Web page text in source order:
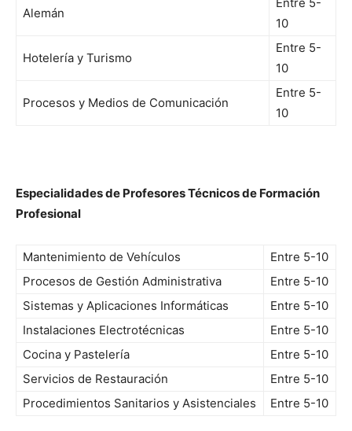
Alemán
10
Hotelería y Turismo
Entre 5-
10
Procesos y Medios de Comunicación
Entre 5-
10
Especialidades de Profesores Técnicos de Formación
Profesional
Mantenimiento de Vehículos
Entre 5-10
Procesos de Gestión Administrativa
Entre 5-10
Sistemas y Aplicaciones Informáticas
Entre 5-10
Instalaciones Electrotécnicas
Entre 5-10
Cocina y Pastelería
Entre 5-10
Servicios de Restauración
Entre 5-10
Procedimientos Sanitarios y Asistenciales
Entre 5-10